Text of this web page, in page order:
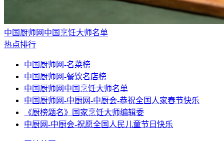
中国厨师网中国烹饪大师名单
热点排行
中国厨师网-名菜榜
中国厨师网-餐饮名店榜
中国厨师网中国烹饪大师名单
中国厨师网-中厨网-中厨会-恭祝全国人家春节快乐
《厨榜题名》国家烹饪大师编辑委
中厨网-中厨会-祝愿全国人民儿童节日快乐